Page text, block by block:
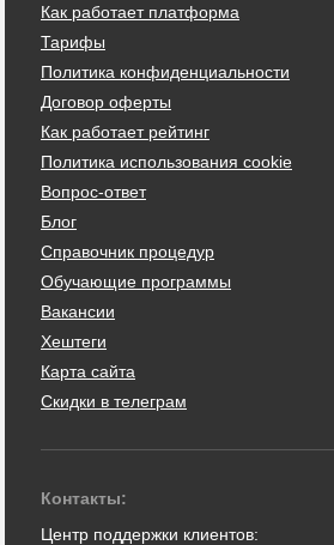
Как работает платформа
Тарифы
Политика конфиденциальности
Договор оферты
Как работает рейтинг
Политика использования cookie
Вопрос-ответ
Блог
Справочник процедур
Обучающие программы
Вакансии
Хештеги
Карта сайта
Скидки в телеграм
Контакты:
Центр поддержки клиентов: